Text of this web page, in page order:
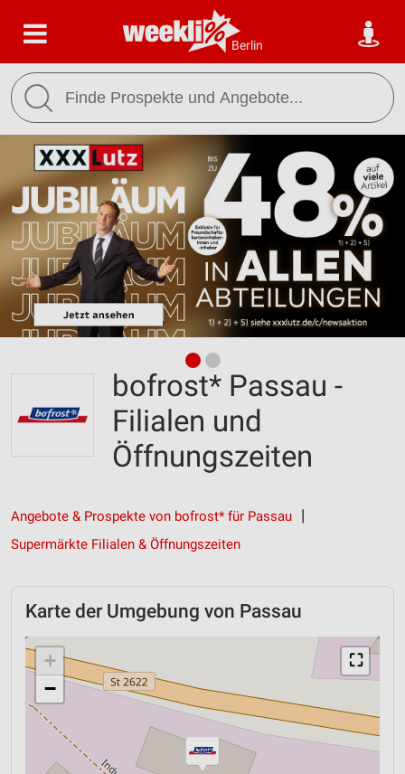
Berlin
bofrost* Passau -
Filialen und
Öffnungszeiten
Angebote & Prospekte von bofrost* für Passau
Supermärkte Filialen & Öffnungszeiten
Karte der Umgebung von Passau
⛶
+
−